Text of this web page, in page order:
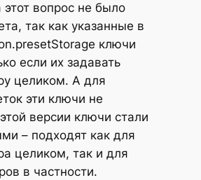
этот вопрос не было
так как указанные в
ключи
если их задавать
целиком. А для
эти ключи не
версии ключи стали
– подходят как для
целиком, так и для
в частности.